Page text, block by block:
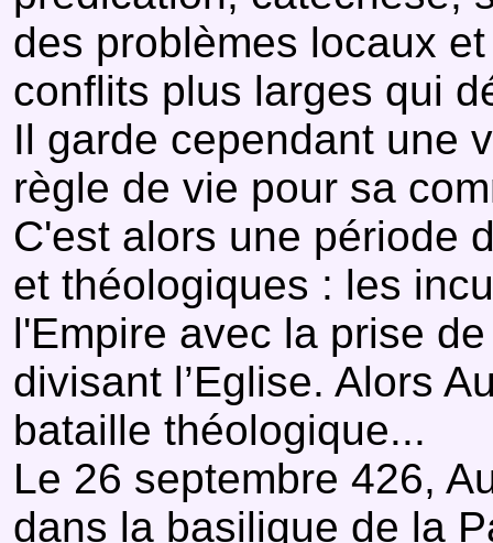
des problèmes locaux
conflits plus larges qui
Il garde cependant une
règle de vie pour sa
C'est alors une période
et théologiques : les
l'Empire avec la prise
divisant l’Eglise. Alors
bataille théologique...
Le 26 septembre 426,
dans la basilique de la